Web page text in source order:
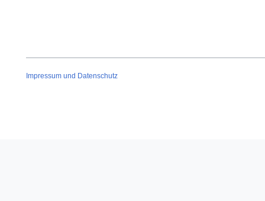
Impressum und Datenschutz